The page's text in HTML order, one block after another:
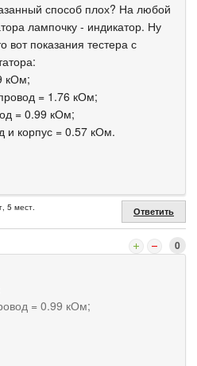
способ плох? На любой
лампочку - индикатор. Ну
вот показания тестера с
кОм;
= 1.76 кОм;
= 0.99 кОм;
и корпус = 0.57 кОм.
5 мест. Ответить
0
= 0.99 кОм;